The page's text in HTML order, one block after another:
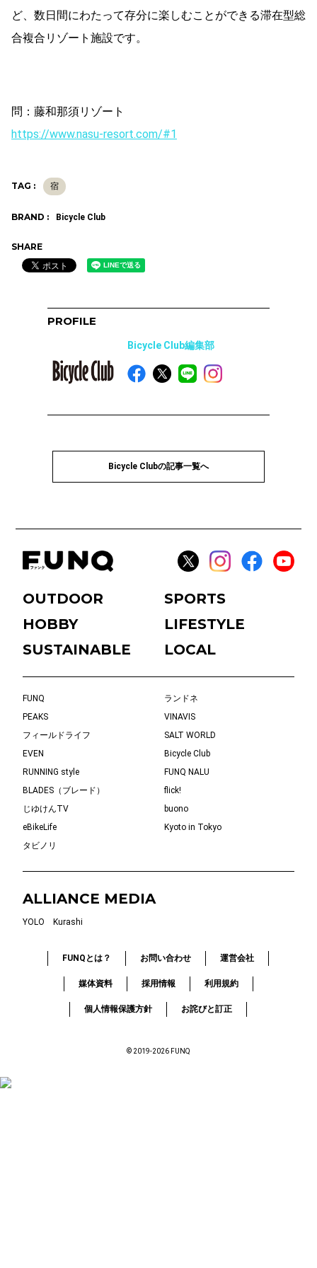
ど、数日間にわたって存分に楽しむことができる滞在型総
合複合リゾート施設です。
問：藤和那須リゾート
https://www.nasu-resort.com/#1
TAG : 宿
BRAND : Bicycle Club
SHARE
PROFILE
Bicycle Club編集部
Bicycle Clubの記事一覧へ
OUTDOOR
SPORTS
HOBBY
LIFESTYLE
SUSTAINABLE
LOCAL
FUNQ
ランドネ
PEAKS
VINAVIS
フィールドライフ
SALT WORLD
EVEN
Bicycle Club
RUNNING style
FUNQ NALU
BLADES（ブレード）
flick!
じゆけんTV
buono
eBikeLife
Kyoto in Tokyo
タビノリ
ALLIANCE MEDIA
YOLO Kurashi
FUNQとは？ お問い合わせ 運営会社
媒体資料 採用情報 利用規約
個人情報保護方針 お詫びと訂正
© 2019-2026 FUNQ